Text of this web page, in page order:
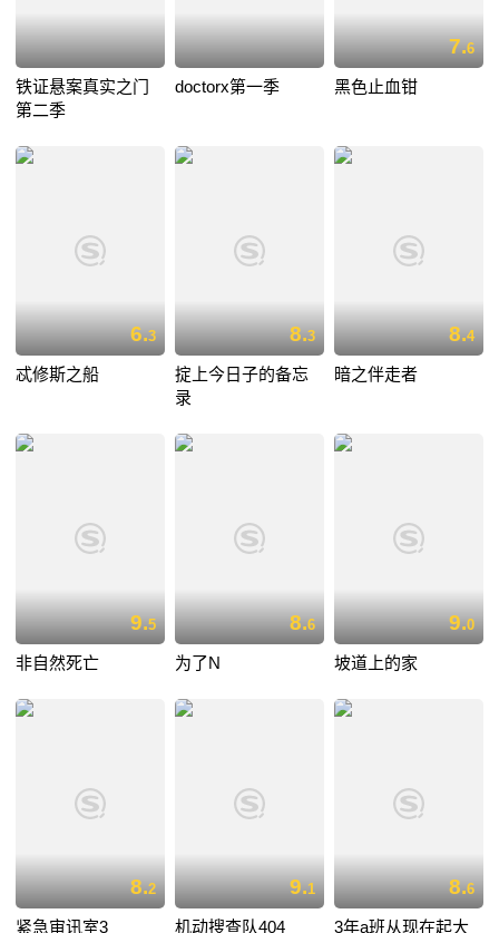
铁证悬案真实之门
第二季
doctorx第一季
7.6
黑色止血钳
6.3
忒修斯之船
8.3
掟上今日子的备忘
录
8.4
暗之伴走者
9.5
非自然死亡
8.6
为了N
9.0
坡道上的家
8.2
紧急审讯室3
9.1
机动搜查队404
8.6
3年a班从现在起大